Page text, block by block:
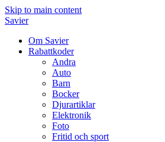
Skip to main content
Savier
Om Savier
Rabattkoder
Andra
Auto
Barn
Bocker
Djurartiklar
Elektronik
Foto
Fritid och sport